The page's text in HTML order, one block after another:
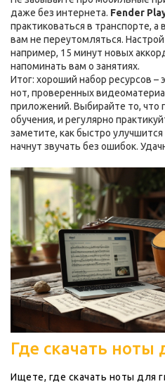
даже без интернета. Fender
практиковаться в транспорте,
вам не переутомляться.
например, 15 минут новых
напоминать вам о занятиях.
Итог: хороший набор ресурсов –
нот, проверенных
приложений. Выбирайте то,
обучения, и регулярно
заметите, как быстро
начнут звучать без ошибок.
Где скачать ноты
Ищете, где скачать ноты для